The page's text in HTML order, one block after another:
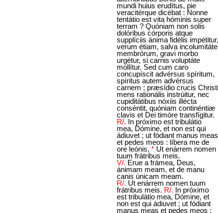
mundi huius erudítus, pie
veracitérque dicébat : Nonne
tentátio est vita hóminis super
terram ? Quóniam non solis
dolóribus córporis atque
supplíciis ánima fidélis impétitur,
verum étiam, salva incolumitáte
membrórum, gravi morbo
urgétur, si carnis voluptáte
mollítur. Sed cum caro
concupíscit advérsus spíritum,
spíritus autem advérsus
carnem ; præsídio crucis Christi
mens rationális instrúitur, nec
cupiditátibus nóxiis illécta
conséntit, quóniam continéntiæ
clavis et Dei timóre transfígitur.
R/. In próximo est tribulátio
mea, Dómine, et non est qui
ádiuvet ; ut fódiant manus meas
et pedes meos : líbera me de
ore leónis, * Ut enárrem nomen
tuum frátribus meis.
V/. Erue a frámea, Deus,
ánimam meam, et de manu
canis únicam meam.
R/. Ut enárrem nomen tuum
frátribus meis. R/. In próximo
est tribulátio mea, Dómine, et
non est qui ádiuvet ; ut fódiant
manus meas et pedes meos :